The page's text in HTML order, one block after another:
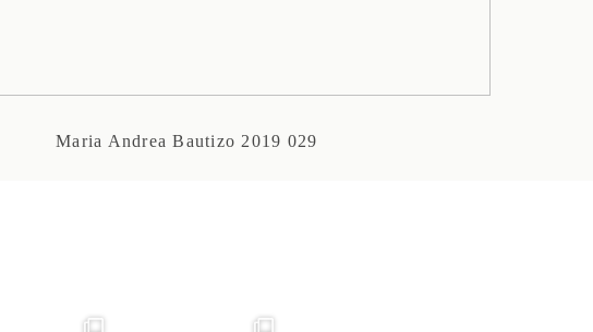
Maria Andrea Bautizo 2019 029